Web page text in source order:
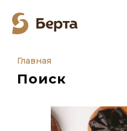
Главная
Поиск